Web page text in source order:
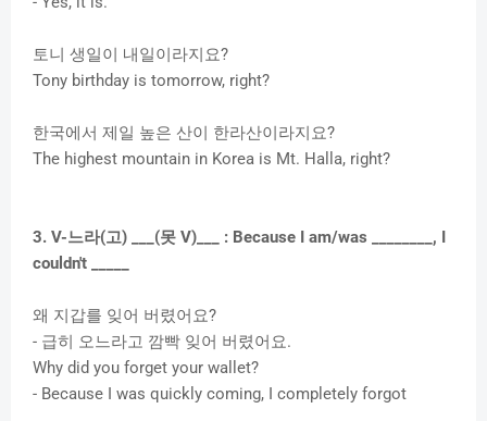
토니 생일이 내일이라지요?
Tony birthday is tomorrow, right?
한국에서 제일 높은 산이 한라산이라지요?
The highest mountain in Korea is Mt. Halla, right?
3. V-느라(고) ___(못 V)___ : Because I am/was ________, I
couldn't _____
왜 지갑를 잊어 버렸어요?
- 급히 오느라고 깜빡 잊어 버렸어요.
Why did you forget your wallet?
- Because I was quickly coming, I completely forgot